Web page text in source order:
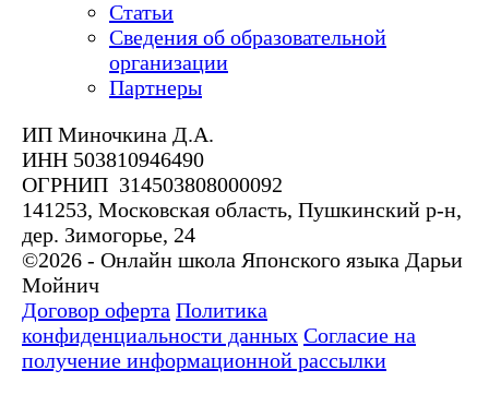
Статьи
Сведения об образовательной
организации
Партнеры
ИП Миночкина Д.А.
ИНН 503810946490
ОГРНИП 314503808000092
141253, Московская область, Пушкинский р-н,
дер. Зимогорье, 24
©2026 - Онлайн школа Японского языка Дарьи
Мойнич
Договор оферта Политика
конфиденциальности данных Согласие на
получение информационной рассылки